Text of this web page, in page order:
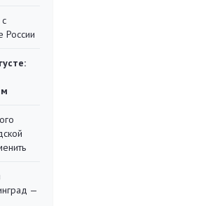
России
—